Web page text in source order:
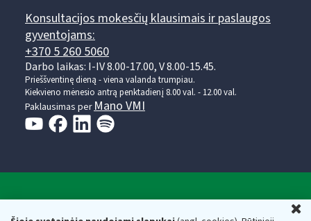
Konsultacijos mokesčių klausimais ir paslaugos
gyventojams:
+370 5 260 5060
Darbo laikas: I-IV 8.00-17.00, V 8.00-15.45.
Prieššventinę dieną - viena valanda trumpiau.
Kiekvieno mėnesio antrą penktadienį 8.00 val. - 12.00 val.
Paklausimas per Mano VMI